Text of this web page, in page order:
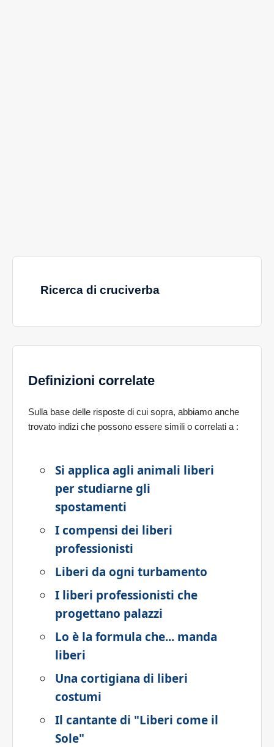
Ricerca di cruciverba
Definizioni correlate
Sulla base delle risposte di cui sopra, abbiamo anche
trovato indizi che possono essere simili o correlati a :
Si applica agli animali liberi
per studiarne gli
spostamenti
I compensi dei liberi
professionisti
Liberi da ogni turbamento
I liberi professionisti che
progettano palazzi
Lo è la formula che... manda
liberi
Una cortigiana di liberi
costumi
Il cantante di "Liberi come il
Sole"